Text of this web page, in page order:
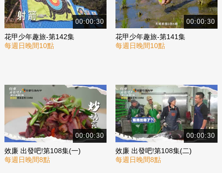
00:00:30
花甲少年趣旅-第142集
每週日晚間10點
00:00:30
花甲少年趣旅-第141集
每週日晚間10點
00:00:30
效廉 出發吧!第108集(一)
每週日晚間8點
00:00:30
效廉 出發吧!第108集(二)
每週日晚間8點